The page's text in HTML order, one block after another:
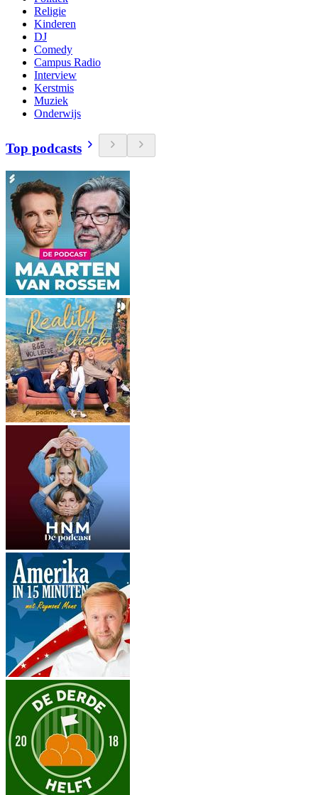
Religie
Kinderen
DJ
Comedy
Campus Radio
Interview
Kerstmis
Muziek
Onderwijs
Top podcasts